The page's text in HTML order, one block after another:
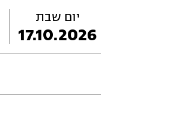
יום שבת
17.10.2026